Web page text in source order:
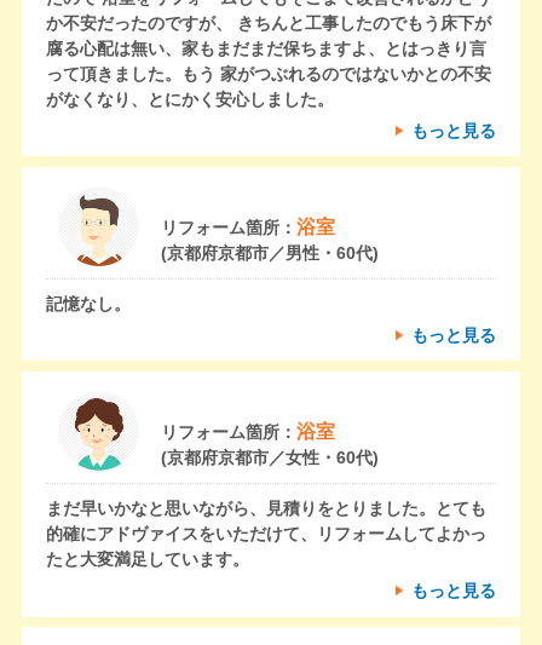
か不安だったのですが、 きちんと工事したのでもう床下が
腐る心配は無い、家もまだまだ保ちますよ、とはっきり言
って頂きました。もう 家がつぶれるのではないかとの不安
がなくなり、とにかく安心しました。
もっと見る
リフォーム箇所： 浴室
(京都府京都市／男性・60代)
記憶なし。
もっと見る
リフォーム箇所： 浴室
(京都府京都市／女性・60代)
まだ早いかなと思いながら、見積りをとりました。とても
的確にアドヴァイスをいただけて、リフォームしてよかっ
たと大変満足しています。
もっと見る